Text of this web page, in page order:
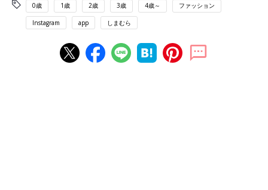
0歳 1歳 2歳 3歳 4歳～ ファッション
Instagram app しまむら